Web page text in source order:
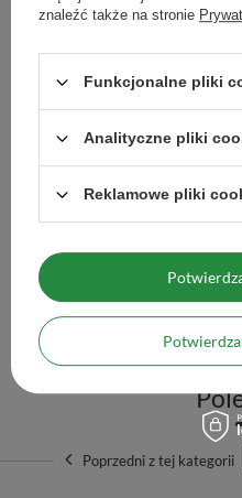
66,38 zł / szt.
Więcej opcji
Poprzedni z tej kategorii
znaleźć także na stronie
Funkcjonalne pliki
Analityczne pliki
Reklamowe pliki